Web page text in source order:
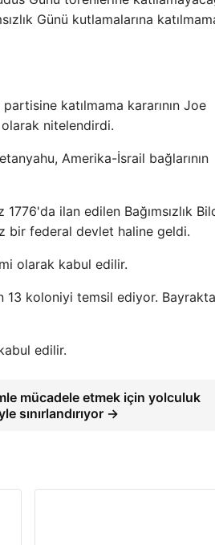
Günü kutlamalarına
katılmama kararının Joe
olarak nitelendirdi.
Amerika-İsrail bağlarının
ilan edilen Bağımsızlık
bir federal devlet haline geldi.
olarak kabul edilir.
13 koloniyi temsil ediyor.
edilir.
mücadele etmek için yolculuk
sınırlandırıyor →